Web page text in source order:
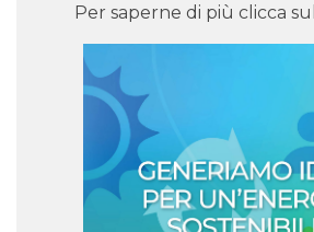
Per saperne di più clicca